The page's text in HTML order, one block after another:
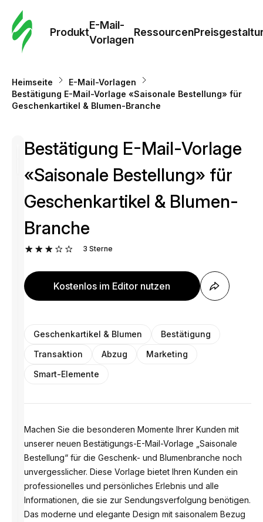
Produkt
E-Mail-
Vorlagen
Ressourcen
Heimseite
E-Mail-Vorlagen
Bestätigung E-Mail-Vorlage «Saisonale Bestellung» für
Geschenkartikel & Blumen-Branche
Bestätigung E-Mail-Vorlage
«Saisonale Bestellung» für
Geschenkartikel & Blumen-
Branche
3 Sterne
Kostenlos im Editor nutzen
Geschenkartikel & Blumen
Bestätigung
Transaktion
Abzug
Marketing
Smart-Elemente
Machen Sie die besonderen Momente Ihrer Kunden mit
unserer neuen Bestätigungs-E-Mail-Vorlage „Saisonale
Bestellung“ für die Geschenk- und Blumenbranche noch
unvergesslicher. Diese Vorlage bietet Ihren Kunden ein
professionelles und persönliches Erlebnis und alle
Informationen, die sie zur Sendungsverfolgung benötigen.
Das moderne und elegante Design mit saisonalem Bezug